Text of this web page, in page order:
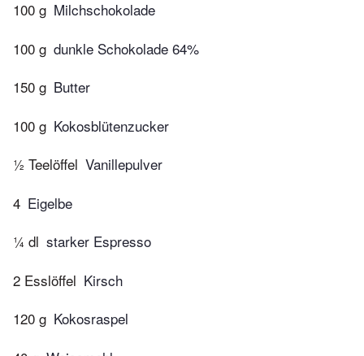
100 g Milchschokolade
100 g dunkle Schokolade 64%
150 g Butter
100 g Kokosblütenzucker
½ Teelöffel Vanillepulver
4 Eigelbe
¼ dl starker Espresso
2 Esslöffel Kirsch
120 g Kokosraspel